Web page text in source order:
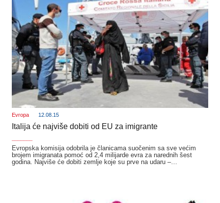
Evropa 12.08.15
Italija će najviše dobiti od EU za imigrante
Evropska komisija odobrila je članicama suočenim sa sve većim
brojem imigranata pomoć od 2,4 milijarde evra za narednih šest
godina. Najviše će dobiti zemlje koje su prve na udaru –…